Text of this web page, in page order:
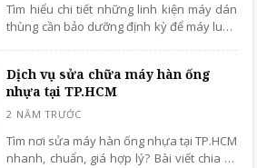
Tìm hiểu chi tiết những linh kiện máy dán
thùng cần bảo dưỡng định kỳ để máy luôn
sâu
Dịch vụ sửa chữa máy hàn ống
nhựa tại TP.HCM
Tìm nơi sửa máy hàn ống nhựa tại TP.HCM
nhanh, chuẩn, giá hợp lý? Bài viết chia sẻ